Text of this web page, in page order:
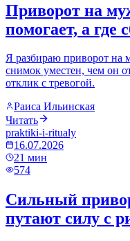
Приворот на
помогает, а где
Я разбираю приворот на
снимок уместен, чем он
отклик с тревогой.
Раиса Ильинская
Читать
praktiki-i-ritualy
16.07.2026
21 мин
574
Сильный
путают силу с